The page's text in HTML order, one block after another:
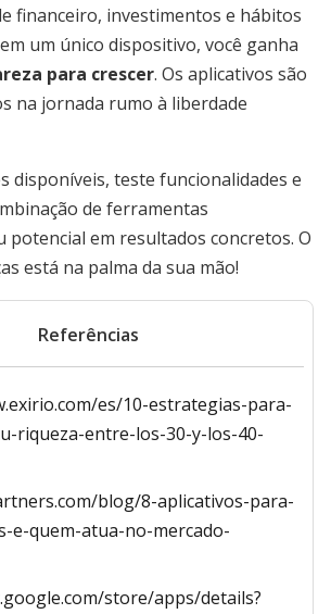
financeiro, investimentos e hábitos
um único dispositivo, você ganha
para crescer. Os aplicativos são
na jornada rumo à liberdade
disponíveis, teste funcionalidades e
de ferramentas
em resultados concretos. O
está na palma da sua mão!
Referências
es/10-estrategias-para-
riqueza-entre-los-30-y-los-40-
blog/8-aplicativos-para-
e-quem-atua-no-mercado-
store/apps/details?